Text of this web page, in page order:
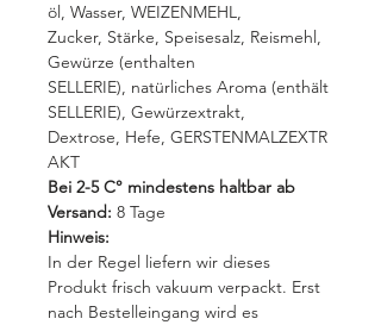
öl, Wasser, WEIZENMEHL,
Zucker, Stärke, Speisesalz, Reismehl,
Gewürze (enthalten
SELLERIE), natürliches Aroma (enthält
SELLERIE), Gewürzextrakt,
Dextrose, Hefe, GERSTENMALZEXTR
AKT
Bei 2-5 C° mindestens haltbar ab
Versand: 8 Tage
Hinweis:
In der Regel liefern wir dieses
Produkt frisch vakuum verpackt. Erst
nach Bestelleingang wird es